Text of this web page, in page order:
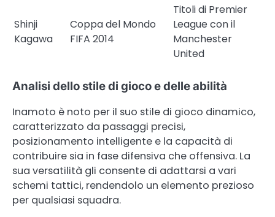
Shinji
Kagawa
Coppa del Mondo
FIFA 2014
Titoli di Premier
League con il
Manchester
United
Analisi dello stile di gioco e delle abilità
Inamoto è noto per il suo stile di gioco dinamico,
caratterizzato da passaggi precisi,
posizionamento intelligente e la capacità di
contribuire sia in fase difensiva che offensiva. La
sua versatilità gli consente di adattarsi a vari
schemi tattici, rendendolo un elemento prezioso
per qualsiasi squadra.